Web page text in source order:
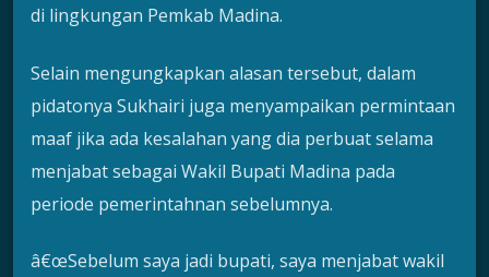
di lingkungan Pemkab Madina.
Selain mengungkapkan alasan tersebut, dalam
pidatonya Sukhairi juga menyampaikan permintaan
maaf jika ada kesalahan yang dia perbuat selama
menjabat sebagai Wakil Bupati Madina pada
periode pemerintahnan sebelumnya.
â€œSebelum saya jadi bupati, saya menjabat wakil